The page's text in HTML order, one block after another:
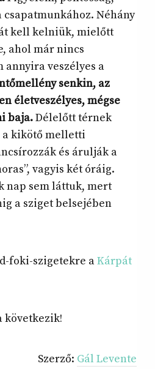
csapatmunkához. Néhány
kell kelniük, mielőtt
ahol már nincs
annyira veszélyes a
senkin, az
életveszélyes, mégse
baja.Délelőtt térnek
a kikötő melletti
és árulják a
vagyis két óráig.
nap sem láttuk, mert
a sziget belsejében
foki-szigetekre aKárpát
következik!
Szerző: Gál Levente